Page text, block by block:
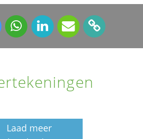
Laad meer